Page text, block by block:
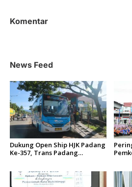
a
p
s
Komentar
News Feed
Dukung Open Ship HJK Padang
Ke-357, Trans Padang